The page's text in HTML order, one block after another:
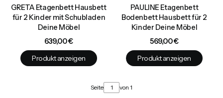
GRETA Etagenbett Hausbett
für 2 Kinder mit Schubladen
Deine Möbel
Preis
639,00 €
Produkt anzeigen
PAULINE Etagenbett
Bodenbett Hausbett für 2
Kinder Deine Möbel
Preis
569,00 €
Produkt anzeigen
Seite von 1